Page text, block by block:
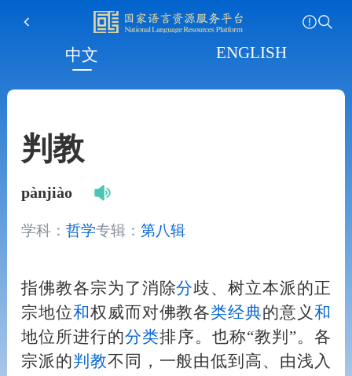
中文 ENGLISH
判教
pànjiào
学科： 哲学专辑： 第八辑
指佛教各宗为了消除分歧、树立本派的正
宗地位和权威而对佛教各类经典的意义和
地位所进行的分类排序。也称“教判”。各
宗派的判教不同，一般由低到高、由浅入